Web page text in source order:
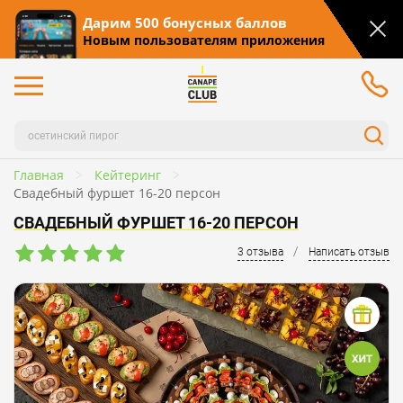
Дарим 500 бонусных баллов
Новым пользователям приложения
Главная
Кейтеринг
Свадебный фуршет 16-20 персон
СВАДЕБНЫЙ ФУРШЕТ 16-20 ПЕРСОН
3 отзыва / Написать отзыв